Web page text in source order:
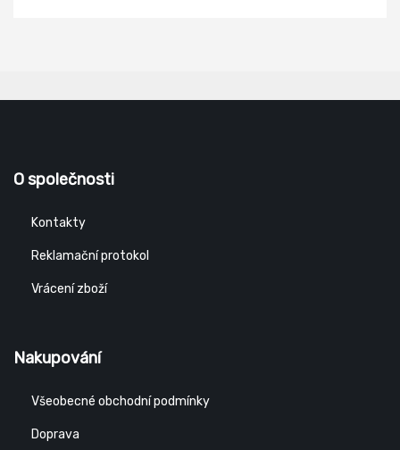
O společnosti
Kontakty
Reklamační protokol
Vrácení zboží
Nakupování
Všeobecné obchodní podmínky
Doprava